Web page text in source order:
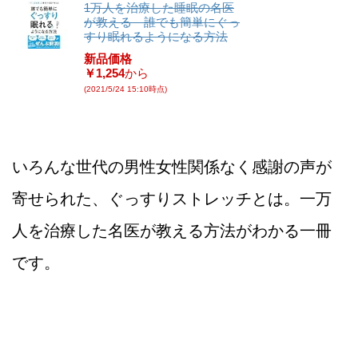
1万人を治療した睡眠の名医
が教える 誰でも簡単にぐっ
すり眠れるようになる方法
新品価格
￥1,254から
(2021/5/24 15:10時点)
いろんな世代の男性女性関係なく感謝の声が
寄せられた、ぐっすりストレッチとは。一万
人を治療した名医が教える方法がわかる一冊
です。